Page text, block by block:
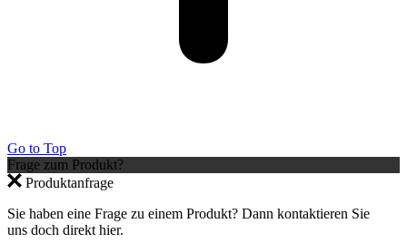
Go to Top
Frage zum Produkt?
Produktanfrage
Sie haben eine Frage zu einem Produkt? Dann kontaktieren Sie
uns doch direkt hier.